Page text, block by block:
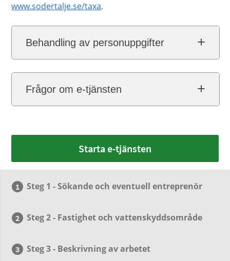
www.sodertalje.se/taxa.
Behandling av personuppgifter
Frågor om e-tjänsten
Starta e-tjänsten
Steg 1 - Sökande och eventuell entreprenör
Steg 2 - Fastighet och vattenskyddsområde
Steg 3 - Beskrivning av arbetet